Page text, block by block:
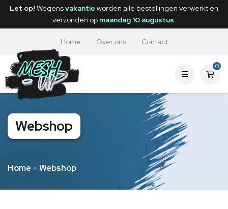
Let op! Wegensvakantie worden alle bestellingen verwerkt en
verzonden op maandag 10 augustus.
Home Over ons Contact
0
Home Webshop
Webshop